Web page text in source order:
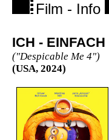
Film - Info
ICH -
("Despicable Me 4")
(USA, 2024)